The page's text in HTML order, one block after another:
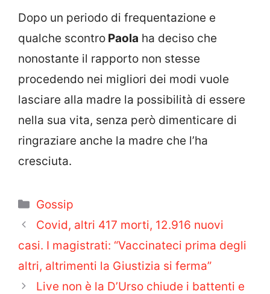
Dopo un periodo di frequentazione e
qualche scontro Paola ha deciso che
nonostante il rapporto non stesse
procedendo nei migliori dei modi vuole
lasciare alla madre la possibilità di essere
nella sua vita, senza però dimenticare di
ringraziare anche la madre che l’ha
cresciuta.
Categorie
Gossip
Covid, altri 417 morti, 12.916 nuovi
casi. I magistrati: “Vaccinateci prima degli
altri, altrimenti la Giustizia si ferma”
Live non è la D’Urso chiude i battenti e